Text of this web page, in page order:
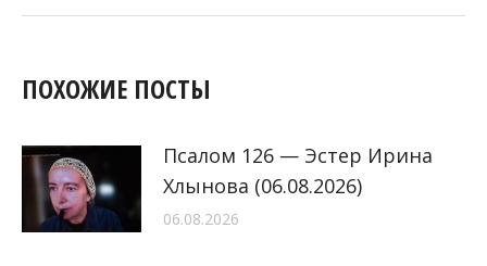
ПОХОЖИЕ ПОСТЫ
Псалом 126 — Эстер Ирина
Хлынова (06.08.2026)
06.08.2026